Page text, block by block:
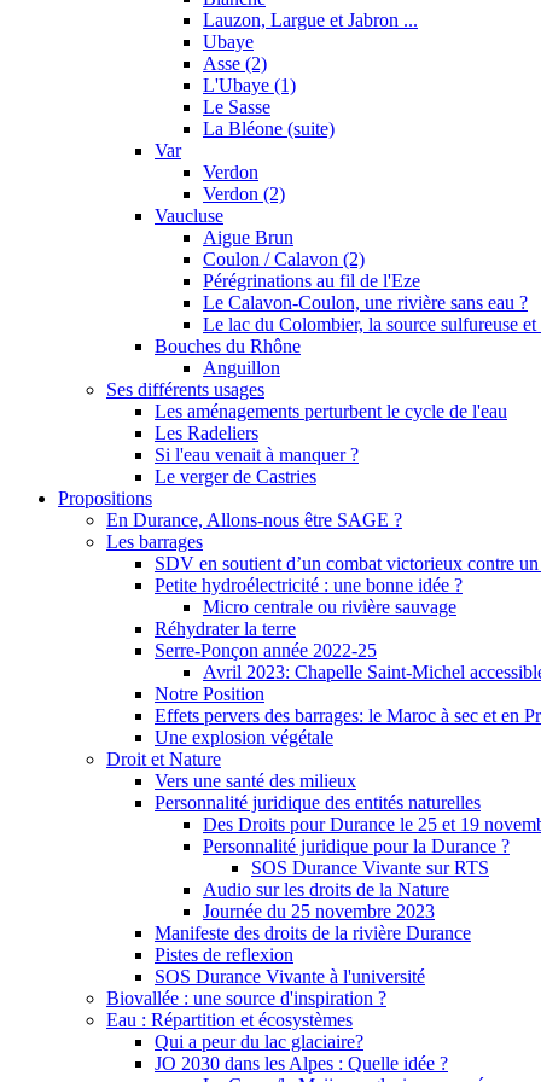
Lauzon, Largue et Jabron ...
Ubaye
Asse (2)
L'Ubaye (1)
Le Sasse
La Bléone (suite)
Var
Verdon
Verdon (2)
Vaucluse
Aigue Brun
Coulon / Calavon (2)
Pérégrinations au fil de l'Eze
Le Calavon-Coulon, une rivière sans eau ?
Le lac du Colombier, la source sulfureuse
Bouches du Rhône
Anguillon
Ses différents usages
Les aménagements perturbent le cycle de l'eau
Les Radeliers
Si l'eau venait à manquer ?
Le verger de Castries
Propositions
En Durance, Allons-nous être SAGE ?
Les barrages
SDV en soutient d’un combat victorieux contre un
Petite hydroélectricité : une bonne idée ?
Micro centrale ou rivière sauvage
Réhydrater la terre
Serre-Ponçon année 2022-25
Avril 2023: Chapelle Saint-Michel
Notre Position
Effets pervers des barrages: le Maroc à sec et en
Une explosion végétale
Droit et Nature
Vers une santé des milieux
Personnalité juridique des entités naturelles
Des Droits pour Durance le 25 et 19
Personnalité juridique pour la Durance ?
SOS Durance Vivante sur RTS
Audio sur les droits de la Nature
Journée du 25 novembre 2023
Manifeste des droits de la rivière Durance
Pistes de reflexion
SOS Durance Vivante à l'université
Biovallée : une source d'inspiration ?
Eau : Répartition et écosystèmes
Qui a peur du lac glaciaire?
JO 2030 dans les Alpes : Quelle idée ?